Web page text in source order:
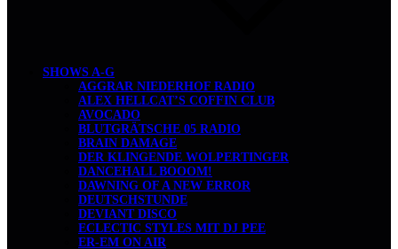
SHOWS A-G
AGGRAR NIEDERHOF RADIO
ALEX HELLCAT’S COFFIN CLUB
AVOCADO
BLUTGRÄTSCHE 05 RADIO
BRAIN DAMAGE
DER KLINGENDE WOLPERTINGER
DANCEHALL BOOOM!
DAWNING OF A NEW ERROR
DEUTSCHSTUNDE
DEVIANT DISCO
ECLECTIC STYLES MIT DJ PEE
ER-EM ON AIR